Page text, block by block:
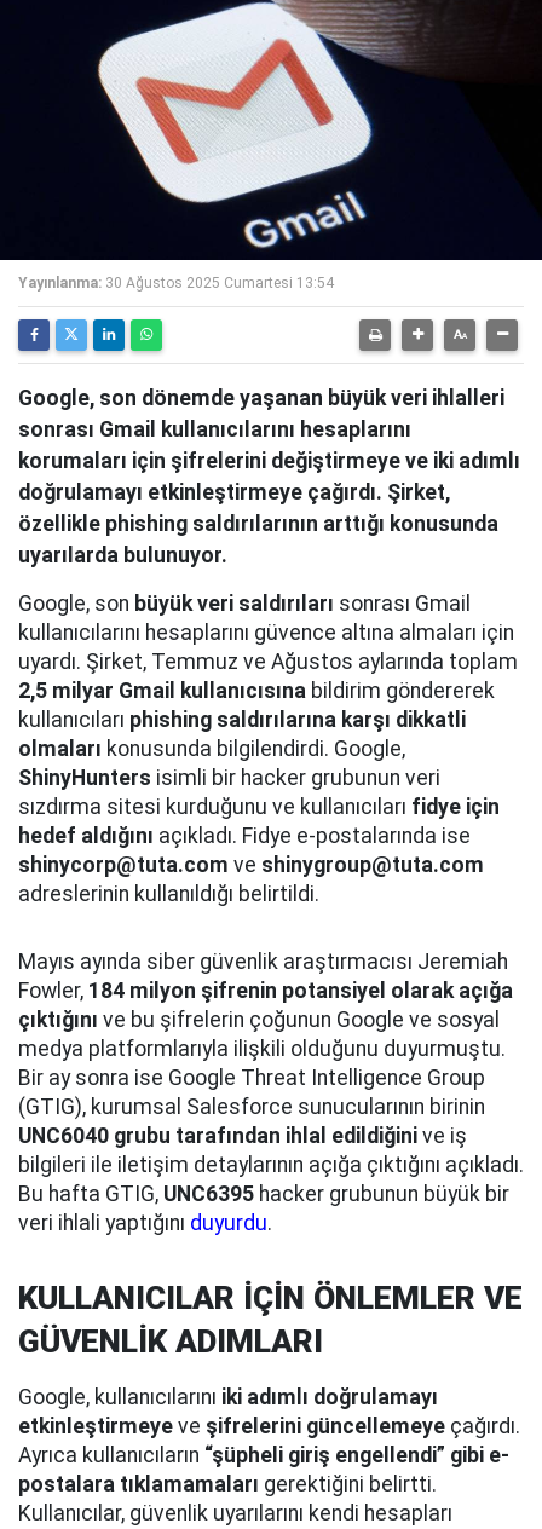
Yayınlanma: 30 Ağustos 2025 Cumartesi 13:54
Google, son dönemde yaşanan büyük veri ihlalleri
sonrası Gmail kullanıcılarını hesaplarını
korumaları için şifrelerini değiştirmeye ve iki adımlı
doğrulamayı etkinleştirmeye çağırdı. Şirket,
özellikle phishing saldırılarının arttığı konusunda
uyarılarda bulunuyor.
Google, son büyük veri saldırıları sonrası Gmail
kullanıcılarını hesaplarını güvence altına almaları için
uyardı. Şirket, Temmuz ve Ağustos aylarında toplam
2,5 milyar Gmail kullanıcısına bildirim göndererek
kullanıcıları phishing saldırılarına karşı dikkatli
olmaları konusunda bilgilendirdi. Google,
ShinyHunters isimli bir hacker grubunun veri
sızdırma sitesi kurduğunu ve kullanıcıları fidye için
hedef aldığını açıkladı. Fidye e-postalarında ise
shinycorp@tuta.com ve shinygroup@tuta.com
adreslerinin kullanıldığı belirtildi.
Mayıs ayında siber güvenlik araştırmacısı Jeremiah
Fowler, 184 milyon şifrenin potansiyel olarak açığa
çıktığını ve bu şifrelerin çoğunun Google ve sosyal
medya platformlarıyla ilişkili olduğunu duyurmuştu.
Bir ay sonra ise Google Threat Intelligence Group
(GTIG), kurumsal Salesforce sunucularının birinin
UNC6040 grubu tarafından ihlal edildiğini ve iş
bilgileri ile iletişim detaylarının açığa çıktığını açıkladı.
Bu hafta GTIG, UNC6395 hacker grubunun büyük bir
veri ihlali yaptığını duyurdu.
KULLANICILAR İÇİN ÖNLEMLER VE
GÜVENLİK ADIMLARI
Google, kullanıcılarını iki adımlı doğrulamayı
etkinleştirmeye ve şifrelerini güncellemeye çağırdı.
Ayrıca kullanıcıların “şüpheli giriş engellendi” gibi e-
postalara tıklamamaları gerektiğini belirtti.
Kullanıcılar, güvenlik uyarılarını kendi hesapları